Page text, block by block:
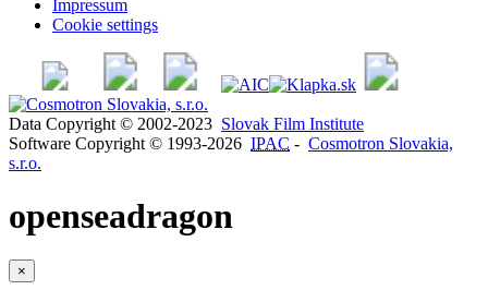
Impressum
Cookie settings
Data Copyright © 2002-2023 Slovak Film Institute
Software Copyright © 1993-2026 IPAC - Cosmotron Slovakia,
s.r.o.
openseadragon
×